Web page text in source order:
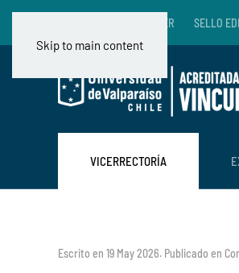
Skip to main content
RADIO VALENTÍN LETELIER SELLO
VICERRECTORÍA
Escrito en 19 May 2026. Publicado en